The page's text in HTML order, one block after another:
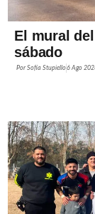
El mural
sábado
PorSofía Stupiello6 Ago